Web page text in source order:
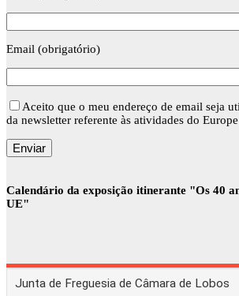
Email (obrigatório)
Aceito que o meu endereço de email seja
da newsletter referente às atividades do
Calendário da exposição itinerante "Os 40
UE"